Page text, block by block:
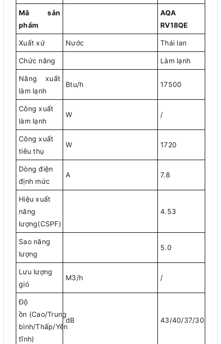
Mã sản
phẩm
AQA
RV18QE
Xuất xứ Nước Thái lan
Chức năng Làm lạnh
Năng xuất
làm lạnh
Btu/h 17500
Công xuất
làm lạnh
W /
Công xuất
tiêu thụ
W 1720
Dòng điện
định mức
A 7.8
Hiệu xuất
năng
lượng(CSPF)
4.53
Sao năng
lượng
5.0
Lưu lượng
gió
M3/h /
Độ
ồn (Cao/Trung
bình/Thấp/Yên
tĩnh)
dB 43/40/37/30